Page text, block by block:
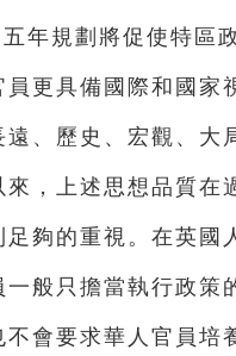
年規劃將促使特區
更具備國際和國家
遠、歷史、宏觀、大
，上述思想品質在
夠的重視。在英國
般只擔當執行政策
會要求華人官員培